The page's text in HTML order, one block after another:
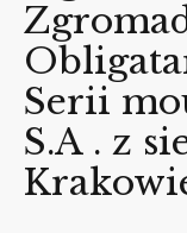
Serii
S.A . z